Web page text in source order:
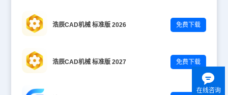
浩辰CAD机械 标准版 2026 免费下载
浩辰CAD机械 标准版 2027 免费下载
在线咨询